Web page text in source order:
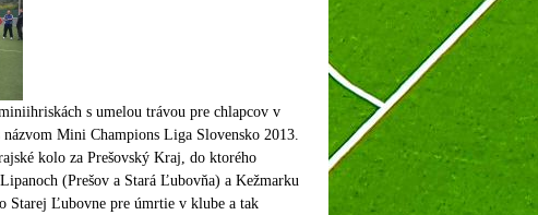
s umelou trávou pre chlapcov v
Mini Champions Liga Slovensko 2013.
kolo za Prešovský Kraj, do ktorého
(Prešov a Stará Ľubovňa) a Kežmarku
Starej Ľubovne pre úmrtie v klube a tak